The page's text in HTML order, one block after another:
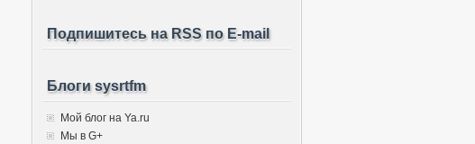
Подпишитесь на RSS по E-mail
Блоги sysrtfm
Мой блог на Ya.ru
Мы в G+